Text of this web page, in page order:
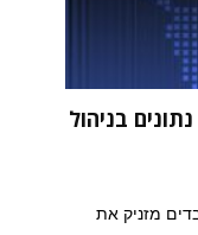
בניהול
מזניק את